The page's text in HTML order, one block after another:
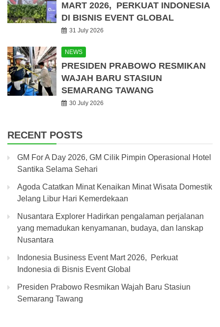
MART 2026, PERKUAT INDONESIA
DI BISNIS EVENT GLOBAL
31 July 2026
NEWS
PRESIDEN PRABOWO RESMIKAN
WAJAH BARU STASIUN
SEMARANG TAWANG
30 July 2026
RECENT POSTS
GM For A Day 2026, GM Cilik Pimpin Operasional Hotel
Santika Selama Sehari
Agoda Catatkan Minat Kenaikan Minat Wisata Domestik
Jelang Libur Hari Kemerdekaan
Nusantara Explorer Hadirkan pengalaman perjalanan
yang memadukan kenyamanan, budaya, dan lanskap
Nusantara
Indonesia Business Event Mart 2026, Perkuat
Indonesia di Bisnis Event Global
Presiden Prabowo Resmikan Wajah Baru Stasiun
Semarang Tawang